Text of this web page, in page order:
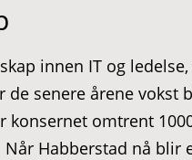
innen IT og
senere årene vokst
konsernet omtrent
Habberstad nå blir